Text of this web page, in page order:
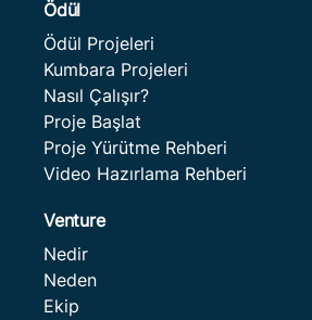
Ödül
Ödül Projeleri
Kumbara Projeleri
Nasıl Çalışır?
Proje Başlat
Proje Yürütme Rehberi
Video Hazırlama Rehberi
Venture
Nedir
Neden
Ekip